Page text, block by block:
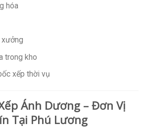
hóa
xưởng
trong kho
xếp thời vụ
Ánh Dương – Đơn Vị
Tại Phú Lương